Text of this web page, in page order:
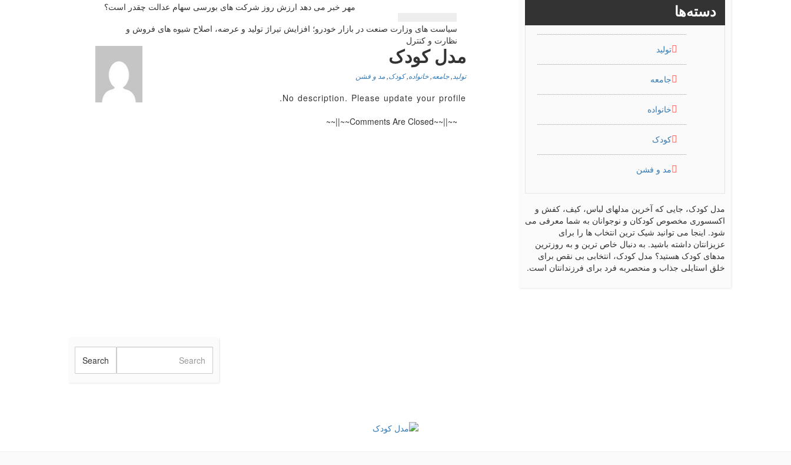
نوشته
مهر خبر می دهد ارزش روز شركت های بورسی سهام عدالت چقدر است؟
سیاست های وزارت صنعت در بازار خودرو؛ افزایش تیراژ تولید و عرضه، اصلاح شیوه های فروش و
نظارت و كنترل
مدل کودک
تولید ,جامعه,خانواده,کودک, مد و فشن
No description. Please update your profile.
~~||~~Comments Are Closed~~||~~
دسته‌ها
تولید
جامعه
خانواده
کودک
مد و فشن
مدل کودک، جایی که آخرین مدلهای لباس، کیف، کفش و
اکسسوری مخصوص کودکان و نوجوانان به شما معرفی می
شود. اینجا می توانید شیک ترین انتخاب ها را برای
عزیزانتان داشته باشید. به دنبال خاص ترین و به روزترین
مدهای کودک هستید؟ مدل کودک، انتخابی بی نقص برای
خلق استایلی جذاب و منحصربه فرد برای فرزندانتان است.